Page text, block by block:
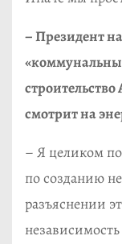
– Президент
смотрит на
– Я целиком
по созданию
разъяснении